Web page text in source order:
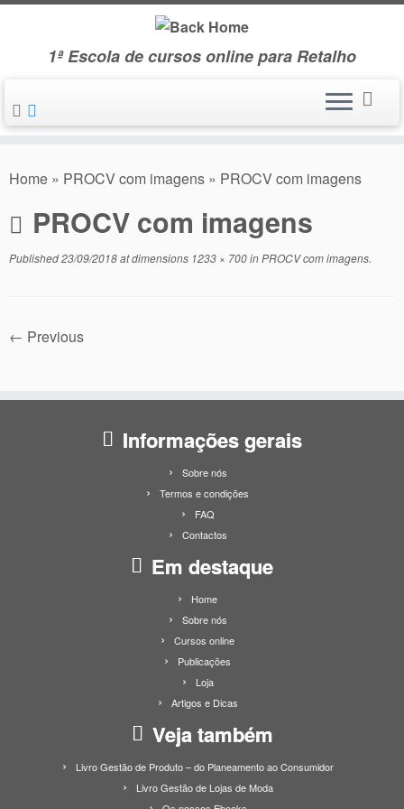
Skip
1ª Escola de cursos online para Retalho
Home » PROCV com imagens » PROCV com imagens
PROCV com imagens
Published23/09/2018at dimensions 1233 × 700inPROCV com imagens.
← Previous
Informações gerais
Sobre nós
Termos e condições
FAQ
Contactos
Em destaque
Home
Sobre nós
Cursos online
Publicações
Loja
Artigos e Dicas
Veja também
Livro Gestão de Produto – do Planeamento ao Consumidor
Livro Gestão de Lojas de Moda